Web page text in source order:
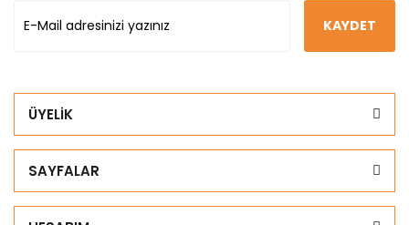
KAYDET
ÜYELİK
SAYFALAR